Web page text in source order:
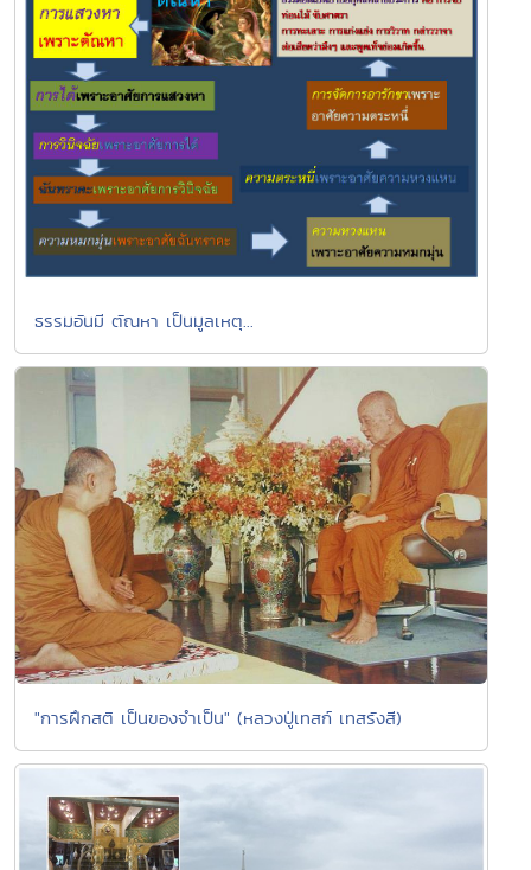
ธรรมอันมี ตัณหา เป็นมูลเหตุ...
"การฝึกสติ เป็นของจำเป็น" (หลวงปู่เทสก์ เทสรังสี)